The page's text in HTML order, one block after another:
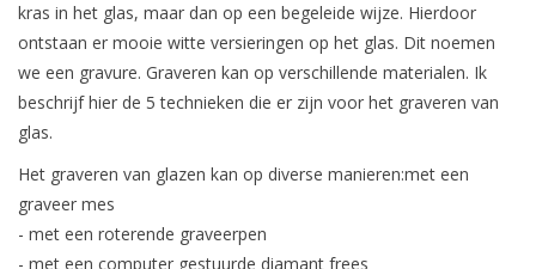
kras in het glas, maar dan op een begeleide wijze. Hierdoor
ontstaan er mooie witte versieringen op het glas. Dit noemen
we een gravure. Graveren kan op verschillende materialen. Ik
beschrijf hier de 5 technieken die er zijn voor het graveren van
glas.
Het graveren van glazen kan op diverse manieren:met een
graveer mes
- met een roterende graveerpen
- met een computer gestuurde diamant frees